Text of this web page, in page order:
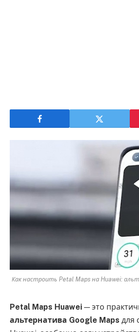
Как настроить Petal Maps на Huawei:
Petal Maps Huawei — это
альтернатива Google Maps для